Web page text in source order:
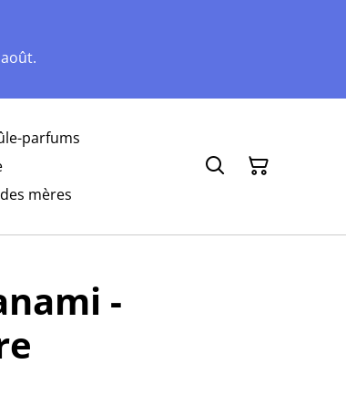
parfums
mères
-